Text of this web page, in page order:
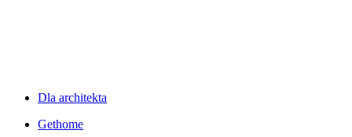
Dla architekta
Gethome